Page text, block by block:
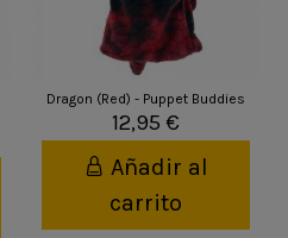
Dragon (Red) - Puppet Buddies
12,95 €
Añadir al
carrito